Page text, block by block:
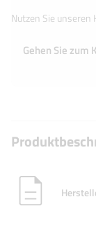
Nutzen Sie unseren
Gehen Sie zum